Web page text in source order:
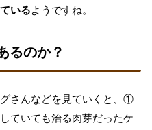
いるようですね。
るのか？
さんなどを見ていくと、①
ていても治る肉芽だったケ